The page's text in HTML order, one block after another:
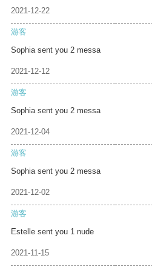
2021-12-22
游客
Sophia sent you 2 messa
2021-12-12
游客
Sophia sent you 2 messa
2021-12-04
游客
Sophia sent you 2 messa
2021-12-02
游客
Estelle sent you 1 nude
2021-11-15